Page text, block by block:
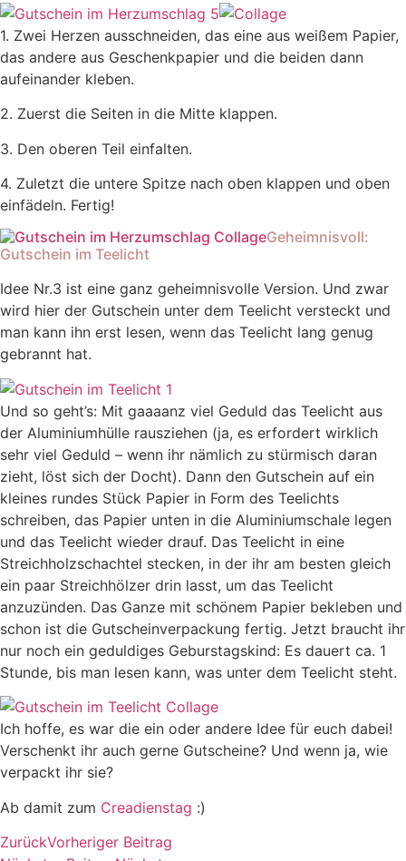
1. Zwei Herzen ausschneiden, das eine aus weißem Papier,
das andere aus Geschenkpapier und die beiden dann
aufeinander kleben.
2. Zuerst die Seiten in die Mitte klappen.
3. Den oberen Teil einfalten.
4. Zuletzt die untere Spitze nach oben klappen und oben
einfädeln. Fertig!
Geheimnisvoll:
Gutschein im Teelicht
Idee Nr.3 ist eine ganz geheimnisvolle Version. Und zwar
wird hier der Gutschein unter dem Teelicht versteckt und
man kann ihn erst lesen, wenn das Teelicht lang genug
gebrannt hat.
Und so geht’s: Mit gaaaanz viel Geduld das Teelicht aus
der Aluminiumhülle rausziehen (ja, es erfordert wirklich
sehr viel Geduld – wenn ihr nämlich zu stürmisch daran
zieht, löst sich der Docht). Dann den Gutschein auf ein
kleines rundes Stück Papier in Form des Teelichts
schreiben, das Papier unten in die Aluminiumschale legen
und das Teelicht wieder drauf. Das Teelicht in eine
Streichholzschachtel stecken, in der ihr am besten gleich
ein paar Streichhölzer drin lasst, um das Teelicht
anzuzünden. Das Ganze mit schönem Papier bekleben und
schon ist die Gutscheinverpackung fertig. Jetzt braucht ihr
nur noch ein geduldiges Geburstagskind: Es dauert ca. 1
Stunde, bis man lesen kann, was unter dem Teelicht steht.
Ich hoffe, es war die ein oder andere Idee für euch dabei!
Verschenkt ihr auch gerne Gutscheine? Und wenn ja, wie
verpackt ihr sie?
Ab damit zum Creadienstag :)
ZurückVorheriger Beitrag